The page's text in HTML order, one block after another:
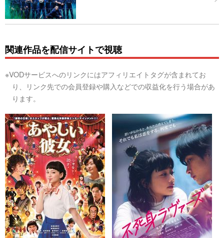
関連作品を配信サイトで視聴
※VODサービスへのリンクにはアフィリエイトタグが含まれてお
り、リンク先での会員登録や購入などでの収益化を行う場合があ
ります。